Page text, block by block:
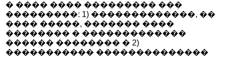
� ���� ���� ��������� ���
���������: 1) �������������, ��
���� �����, ������� ����
�������� � �������������
������ �������� � 2)
����������� ��������������